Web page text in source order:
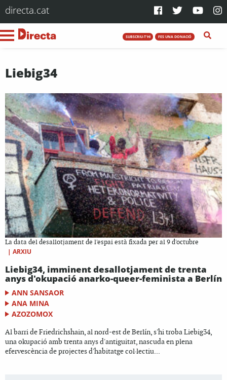
directa.cat
SUBSCRIU-T'HI FES UNA DONACIÓ
Liebig34
La data del desallotjament de l'espai està fixada per al 9 d'octubre
| ARXIU
Liebig34, imminent desallotjament de trenta
anys d'okupació anarko-queer-feminista a Berlín
ANN SANSAOR
ANA MINA
AZOZOMOX
Al barri de Friedrichshain, al nord-est de Berlín, s'hi troba Liebig34,
una okupació amb trenta anys d'antiguitat, nascuda en plena
efervescència de projectes d'habitatge col·lectiu...